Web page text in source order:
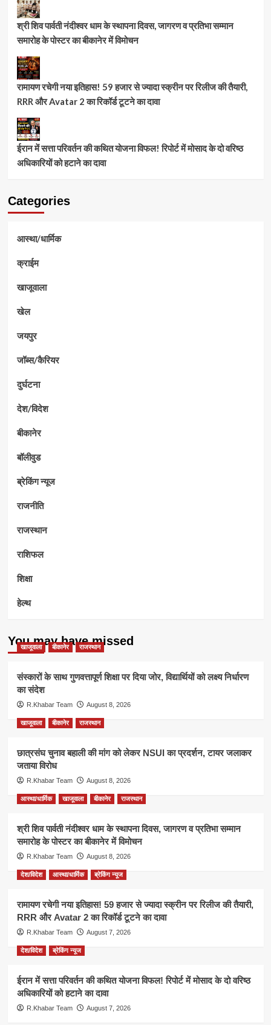
श्री शिव पार्वती नंदीश्वर धाम के स्थापना दिवस, जागरण व प्रतिभा सम्मान
समारोह के पोस्टर का बीकानेर में विमोचन
रामायण रचेगी नया इतिहास! 59 हजार से ज्यादा स्क्रीन पर रिलीज की तैयारी,
RRR और Avatar 2 का रिकॉर्ड टूटने का दावा
ईरान में सत्ता परिवर्तन की कथित योजना विफल! रिपोर्ट में मोसाद के दो वरिष्ठ
अधिकारियों को हटाने का दावा
Categories
आस्था/धार्मिक
क्राईम
खाजूवाला
खेल
जयपुर
जॉब्स/कैरियर
दुर्घटना
देश/विदेश
बीकानेर
बॉलीवुड
ब्रेकिंग न्यूज
राजनीति
राजस्थान
राशिफल
शिक्षा
हेल्थ
You may have missed
खाजूवाला बीकानेर राजस्थान
संस्कारों के साथ गुणवत्तापूर्ण शिक्षा पर दिया जोर, विद्यार्थियों को लक्ष्य निर्धारण
का संदेश
R.Khabar Team August 8, 2026
खाजूवाला बीकानेर राजस्थान
छात्रसंघ चुनाव बहाली की मांग को लेकर NSUI का प्रदर्शन, टायर जलाकर
जताया विरोध
R.Khabar Team August 8, 2026
आस्था/धार्मिक खाजूवाला बीकानेर राजस्थान
श्री शिव पार्वती नंदीश्वर धाम के स्थापना दिवस, जागरण व प्रतिभा सम्मान
समारोह के पोस्टर का बीकानेर में विमोचन
R.Khabar Team August 8, 2026
देश/विदेश आस्था/धार्मिक ब्रेकिंग न्यूज
रामायण रचेगी नया इतिहास! 59 हजार से ज्यादा स्क्रीन पर रिलीज की तैयारी,
RRR और Avatar 2 का रिकॉर्ड टूटने का दावा
R.Khabar Team August 7, 2026
देश/विदेश ब्रेकिंग न्यूज
ईरान में सत्ता परिवर्तन की कथित योजना विफल! रिपोर्ट में मोसाद के दो वरिष्ठ
अधिकारियों को हटाने का दावा
R.Khabar Team August 7, 2026